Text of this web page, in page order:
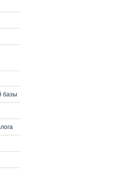
базы